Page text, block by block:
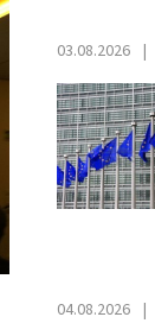
03.08.2026
04.08.2026